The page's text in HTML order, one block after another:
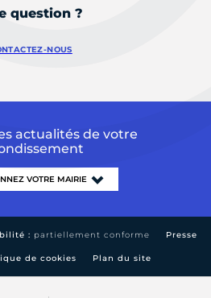
question ?
NOUS
actualités de votre
: partiellement conforme Presse
de cookies Plan du site